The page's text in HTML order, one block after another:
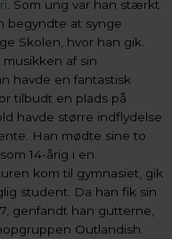
. Som ung var han stærkt
begyndte at synge
Skolen, hvor han gik.
af sin
havde en fantastisk
tilbudt en plads på
havde større indflydelse
Han mødte sine to
14-årig i en
kom til gymnasiet, gik
student. Da han fik sin
genfandt han gutterne,
Outlandish.